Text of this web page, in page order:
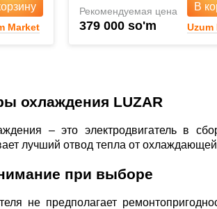
Market
Рекомендуемая цена
379 000 so'm
В
Uzum
охлаждения LUZAR
– это электродвигатель в
лучший отвод тепла от
при выборе
не предполагает